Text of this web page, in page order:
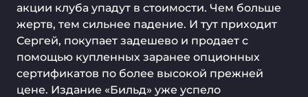
акции клуба упадут в стоимости. Чем больше
жертв, тем сильнее падение. И тут приходит
Сергей, покупает задешево и продает с
помощью купленных заранее опционных
сертификатов по более высокой прежней
цене. Издание «Бильд» уже успело